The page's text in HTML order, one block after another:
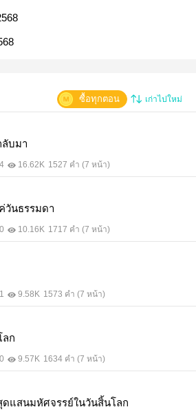
เก่าไปใหม่
ซื้อทุกตอน
กลับมา
16.62K 1527 คำ (7 หน้า)
แค่วันธรรมดา
10.16K 1717 คำ (7 หน้า)
9.58K 1573 คำ (7 หน้า)
โลก
9.57K 1634 คำ (7 หน้า)
ปลูกสุดแสนมหัศจรรย์ในวันสิ้นโลก